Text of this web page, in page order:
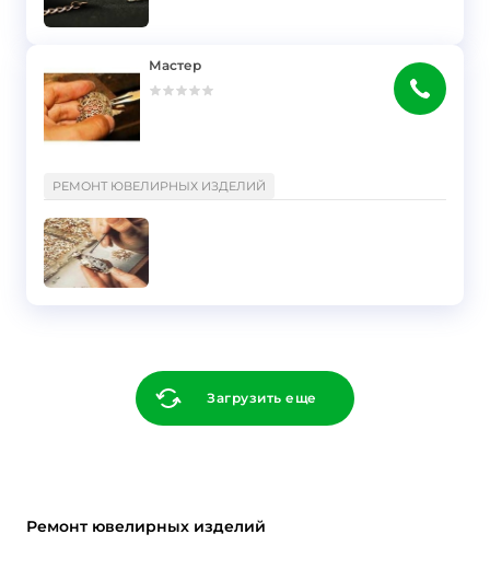
Мастер
РЕМОНТ ЮВЕЛИРНЫХ ИЗДЕЛИЙ
Загрузить еще
Ремонт ювелирных изделий